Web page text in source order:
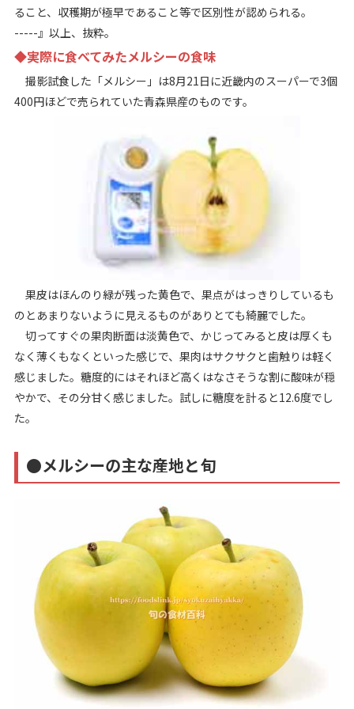
ること、収穫期が極早であること等で区別性が認められる。
-----』以上、抜粋。
◆実際に食べてみたメルシーの食味
撮影試食した「メルシー」は8月21日に近畿内のスーパーで3個
400円ほどで売られていた青森県産のものです。
果皮はほんのり緑が残った黄色で、果点がはっきりしているも
のとあまりないように見えるものがありとても綺麗でした。
切ってすぐの果肉断面は淡黄色で、かじってみると皮は厚くも
なく薄くもなくといった感じで、果肉はサクサクと歯触りは軽く
感じました。糖度的にはそれほど高くはなさそうな割に酸味が穏
やかで、その分甘く感じました。試しに糖度を計ると12.6度でし
た。
●メルシーの主な産地と旬